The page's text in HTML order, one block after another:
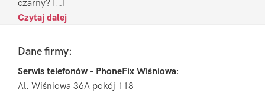
czarny? […]
Czytaj dalej
FooterDane firmy:
Serwis telefonów – PhoneFix Wiśniowa:
Al. Wiśniowa 36A pokój 118